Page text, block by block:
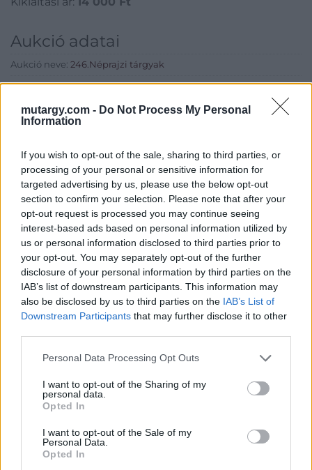
mutargy.com - Do Not Process My Personal
Information
If you wish to opt-out of the sale, sharing to third parties, or
processing of your personal or sensitive information for
targeted advertising by us, please use the below opt-out
section to confirm your selection. Please note that after your
opt-out request is processed you may continue seeing
interest-based ads based on personal information utilized by
us or personal information disclosed to third parties prior to
your opt-out. You may separately opt-out of the further
disclosure of your personal information by third parties on the
IAB’s list of downstream participants. This information may
also be disclosed by us to third parties on the IAB’s List of
Downstream Participants that may further disclose it to other
Personal Data Processing Opt Outs
I want to opt-out of the Sharing of my
personal data.
Opted In
I want to opt-out of the Sale of my
Personal Data.
Opted In
Aukció adatai
Aukció neve: 246.Néprajzi tárgyak
Aukció dátuma: 2019.10.02
Aukció ideje: 17:00
Tételszám: 663
Eladó adatai
Eladó:Nagyházi Galéria és
Aukciósház
Cím: Müller Márta
Nagyházi Galéria és Aukciósház
Kft.
1055 Budapest, Balaton utca 8.
Telefon: +361 475 6000 +361
Weboldal:
http://www.nagyhazi.hu
Bemutatkozás: Magas színvonalú festmények és műtárgyak,
bútorok, szőnyegek, üveg, porcelán és ezüst tárgyak, ékszerek,
gyűjtemények árverezése. Ingyenes értékbecslés. Árveréseinkre
a tárgyfelvétel folyamatos.